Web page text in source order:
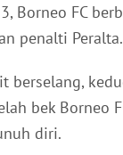
Borneo FC
penalti Peralta.
berselang,
bek Borneo
diri.